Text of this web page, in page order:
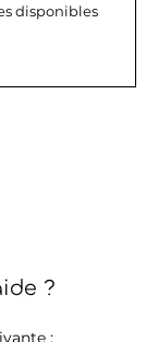
disponibles
?
: